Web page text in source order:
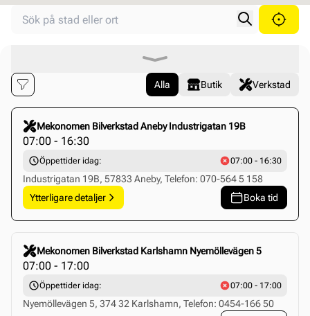
Search your store
Searched location Search
Alla Butik Verkstad
Mekonomen Bilverkstad Aneby Industrigatan 19B
07:00 - 16:30
Öppettider idag: 07:00 - 16:30
Industrigatan 19B, 57833 Aneby, Telefon: 070-564 5 158
Ytterligare detaljer
Boka tid
Click to select this store
Mekonomen Bilverkstad Karlshamn Nyemöllevägen 5
07:00 - 17:00
Öppettider idag: 07:00 - 17:00
Nyemöllevägen 5, 374 32 Karlshamn, Telefon: 0454-166 50
Click to select this store